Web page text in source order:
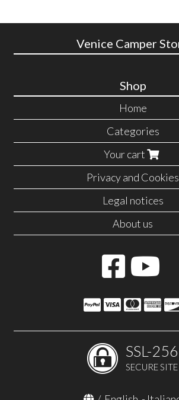
Venice Camper
Shop
Home
Categories
Your cart
Privacy and Cookies
Legal notices
About us
SSL-256
SECURE SITE